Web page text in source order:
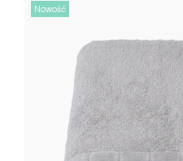
Nowość